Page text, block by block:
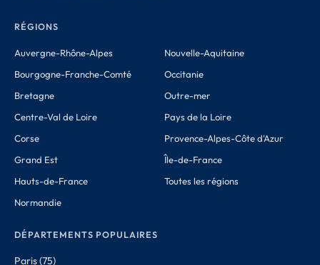
RÉGIONS
Auvergne-Rhône-Alpes
Bourgogne-Franche-Comté
Bretagne
Centre-Val de Loire
Corse
Grand Est
Hauts-de-France
Normandie
Nouvelle-Aquitaine
Occitanie
Outre-mer
Pays de la Loire
Provence-Alpes-Côte d'Azur
Île-de-France
Toutes les régions
DÉPARTEMENTS POPULAIRES
Paris (75)